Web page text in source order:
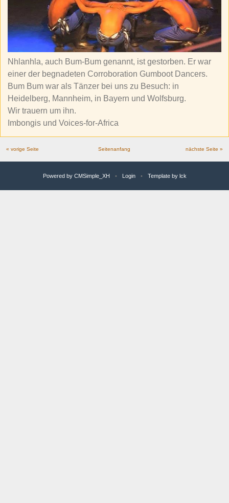
Nhlanhla, auch Bum-Bum genannt, ist gestorben. Er war
einer der begnadeten Corroboration Gumboot Dancers.
Bum Bum war als Tänzer bei uns zu Besuch: in
Heidelberg, Mannheim, in Bayern und Wolfsburg.
Wir trauern um ihn.
Imbongis und Voices-for-Africa
« vorige Seite Seitenanfang nächste Seite »
Powered by CMSimple_XH • Login • Template by lck